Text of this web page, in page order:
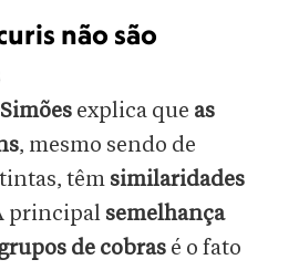
não são
explica que as
, mesmo sendo de
têm similaridades
principal semelhança
de cobras é o fato